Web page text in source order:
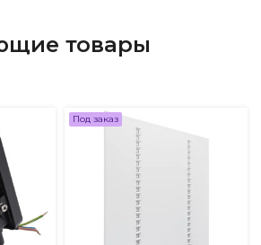
товары
Под заказ